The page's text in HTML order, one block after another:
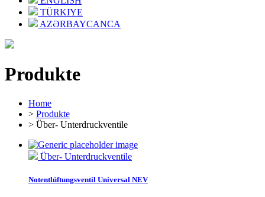
TÜRKIYE
AZƏRBAYCANCA
Produkte
Home
> Produkte
> Über- Unterdruckventile
Über- Unterdruckventile
Notentlüftungsventil Universal NEV